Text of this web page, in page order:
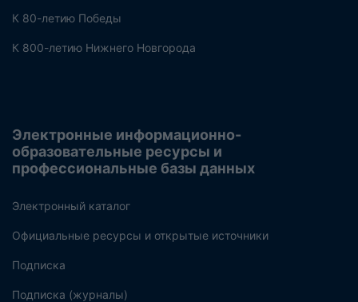
К 80-летию Победы
К 800-летию Нижнего Новгорода
Электронные информационно-
образовательные ресурсы и
профессиональные базы данных
Электронный каталог
Официальные ресурсы и открытые источники
Подписка
Подписка (журналы)